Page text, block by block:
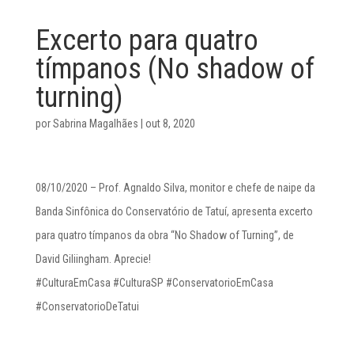
Excerto para quatro
tímpanos (No shadow of
turning)
porSabrina Magalhães out 8, 2020
08/10/2020 – Prof. Agnaldo Silva, monitor e chefe de naipe da
Banda Sinfônica do Conservatório de Tatuí, apresenta excerto
para quatro tímpanos da obra “No Shadow of Turning”, de
David Giliingham. Aprecie!
#CulturaEmCasa #CulturaSP #ConservatorioEmCasa
#ConservatorioDeTatui